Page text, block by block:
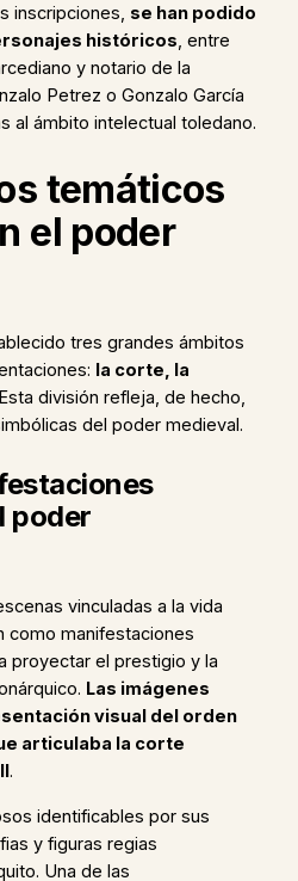
inscripciones, se han podido
históricos, entre
y notario de la
Petrez o Gonzalo García
al ámbito intelectual toledano.
temáticos
el poder
tres grandes ámbitos
la corte, la
división refleja, de hecho,
del poder medieval.
poder
vinculadas a la vida
como manifestaciones
proyectar el prestigio y la
Las imágenes
visual del orden
articulaba la corte
.
identificables por sus
y figuras regias
Una de las